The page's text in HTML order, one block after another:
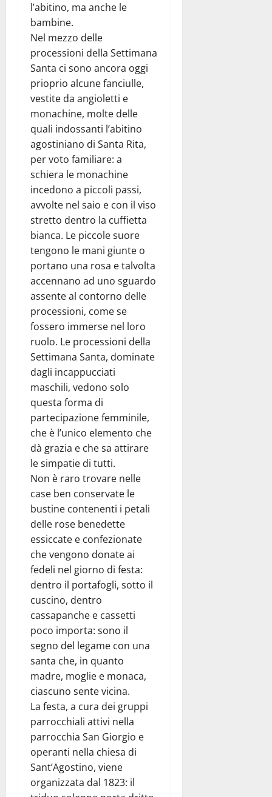
l’abitino, ma anche le
bambine.
Nel mezzo delle
processioni della Settimana
Santa ci sono ancora oggi
prioprio alcune fanciulle,
vestite da angioletti e
monachine, molte delle
quali indossanti l’abitino
agostiniano di Santa Rita,
per voto familiare: a
schiera le monachine
incedono a piccoli passi,
avvolte nel saio e con il viso
stretto dentro la cuffietta
bianca. Le piccole suore
tengono le mani giunte o
portano una rosa e talvolta
accennano ad uno sguardo
assente al contorno delle
processioni, come se
fossero immerse nel loro
ruolo. Le processioni della
Settimana Santa, dominate
dagli incappucciati
maschili, vedono solo
questa forma di
partecipazione femminile,
che è l’unico elemento che
dà grazia e che sa attirare
le simpatie di tutti.
Non è raro trovare nelle
case ben conservate le
bustine contenenti i petali
delle rose benedette
essiccate e confezionate
che vengono donate ai
fedeli nel giorno di festa:
dentro il portafogli, sotto il
cuscino, dentro
cassapanche e cassetti
poco importa: sono il
segno del legame con una
santa che, in quanto
madre, moglie e monaca,
ciascuno sente vicina.
La festa, a cura dei gruppi
parrocchiali attivi nella
parrocchia San Giorgio e
operanti nella chiesa di
Sant’Agostino, viene
organizzata dal 1823: il